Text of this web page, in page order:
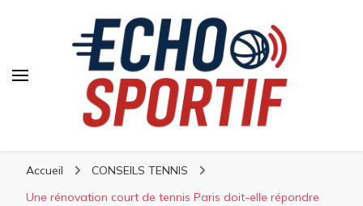
Accueil
CONSEILS TENNIS
Une rénovation court de tennis Paris doit-elle répondre